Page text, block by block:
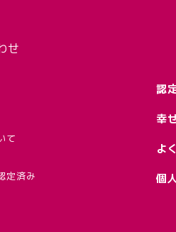
せ
て
定済み
認
幸
よ
個